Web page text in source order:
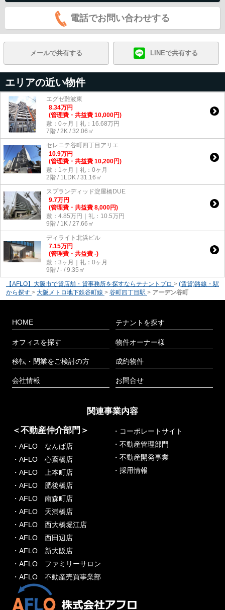
電話でお問い合わせする
メールで共有する LINEで共有する
エリアの近い物件
エグゼ難波東
8.34万円
(管理費・共益費 10,000円)
敷：0ヶ月｜礼：16.68万円
7階 / 2K / 32.06㎡
セレニテ谷町四丁目アリエ
10.9万円
(管理費・共益費 10,200円)
敷：1ヶ月｜礼：0ヶ月
2階 / 1LDK / 31.16㎡
スプランディッド淀屋橋DUE
9.7万円
(管理費・共益費 8,000円)
敷：4.85万円｜礼：10.5万円
9階 / 1K / 27.66㎡
ディライト北浜ビル
7.15万円
(管理費・共益費 -)
敷：3ヶ月｜礼：0ヶ月
9階 / - / 9.35㎡
【AFLO】大阪市で貸店舗・貸事務所を探すならテナントプロ > (賃貸)路線・駅
から探す > 大阪メトロ地下鉄谷町線 > 谷町四丁目駅 > アーデン谷町
HOME
オフィスを探す
移転・閉業をご検討の方
会社情報
テナントを探す
物件オーナー様
成約物件
お問合せ
関連事業内容
＜不動産仲介部門＞
・AFLO なんば店
・AFLO 心斎橋店
・AFLO 上本町店
・AFLO 肥後橋店
・AFLO 南森町店
・AFLO 天満橋店
・AFLO 西大橋堀江店
・AFLO 西田辺店
・AFLO 新大阪店
・AFLO ファミリーサロン
・AFLO 不動産売買事業部
・コーポレートサイト
・不動産管理部門
・不動産開発事業
・採用情報